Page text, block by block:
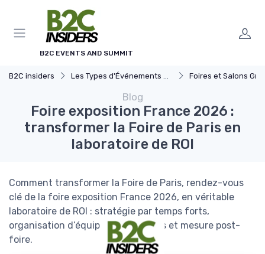
B2C EVENTS AND SUMMIT
B2C insiders Les Types d'Événements B2C Foires et Salons Grand
Blog
Foire exposition France 2026 :
transformer la Foire de Paris en
laboratoire de ROI
Comment transformer la Foire de Paris, rendez-vous
clé de la foire exposition France 2026, en véritable
laboratoire de ROI : stratégie par temps forts,
organisation d’équipe, ateliers, KPIs et mesure post-
foire.
Panneau de gestion des cookies